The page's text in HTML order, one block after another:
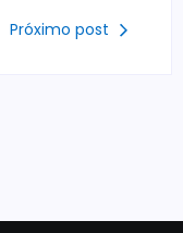
Próximo post